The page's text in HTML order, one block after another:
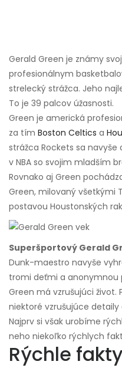
Gerald Green je známy
profesionálnym
strelecký strážca. Jeho
To je 39 palcov úžasnosti.
Green je americká
za tím Boston Celtics a
strážca Rockets sa
v NBA so svojim mladším
Rovnako aj Green
Green, milovaný všetkými
postavou Houstonských
Superšportový Gerald
Dunk-maestro navyše
tromi deťmi a anonymnou
Green má vzrušujúci
niektoré vzrušujúce detaily
Najprv si však urobíme
neho niekoľko rýchlych
Rýchle fakty